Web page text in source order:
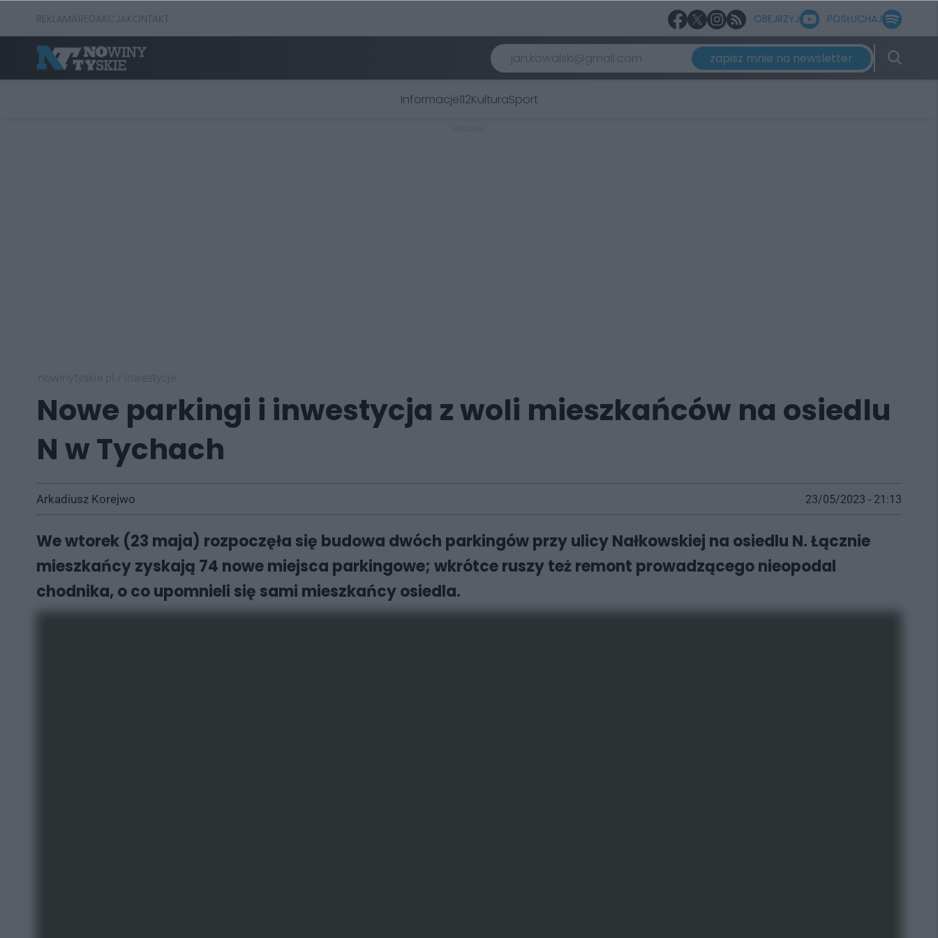
REKLAMAREDAKCJAKONTAKT OBEJRZYJ POSŁUCHAJ
zapisz mnie na newsletter
Informacje112KulturaSport
Nowe parkingi i inwestycja z woli mieszkańców na osiedlu
N w Tychach
Arkadiusz Korejwo 23/05/2023 - 21:13
We wtorek (23 maja) rozpoczęła się budowa dwóch parkingów przy ulicy Nałkowskiej na osiedlu N. Łącznie
mieszkańcy zyskają 74 nowe miejsca parkingowe; wkrótce ruszy też remont prowadzącego nieopodal
chodnika, o co upomnieli się sami mieszkańcy osiedla.